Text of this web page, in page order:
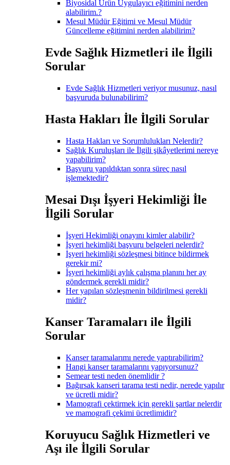
Biyosidal Ürün Uygulayıcı eğitimini nerden
alabilirim.?
Mesul Müdür Eğitimi ve Mesul Müdür
Güncelleme eğitimini nerden alabilirim?
Evde Sağlık Hizmetleri ile İlgili
Sorular
Evde Sağlık Hizmetleri veriyor musunuz, nasıl
başvuruda bulunabilirim?
Hasta Hakları İle İlgili Sorular
Hasta Hakları ve Sorumlulukları Nelerdir?
Sağlık Kuruluşları ile İlgili şikâyetlerimi nereye
yapabilirim?
Başvuru yapıldıktan sonra süreç nasıl
işlemektedir?
Mesai Dışı İşyeri Hekimliği İle
İlgili Sorular
İşyeri Hekimliği onayını kimler alabilir?
İşyeri hekimliği başvuru belgeleri nelerdir?
İşyeri hekimliği sözleşmesi bitince bildirmek
gerekir mi?
İşyeri hekimliği aylık çalışma planını her ay
göndermek gerekli midir?
Her yapılan sözleşmenin bildirilmesi gerekli
midir?
Kanser Taramaları ile İlgili
Sorular
Kanser taramalarımı nerede yaptırabilirim?
Hangi kanser taramalarını yapıyorsunuz?
Semear testi neden önemlidir ?
Bağırsak kanseri tarama testi nedir, nerede yapılır
ve ücretli midir?
Mamografi çektirmek için gerekli şartlar nelerdir
ve mamografi çekimi ücretlimidir?
Koruyucu Sağlık Hizmetleri ve
Aşı ile İlgili Sorular